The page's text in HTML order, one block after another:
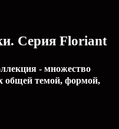
Серия Floriant
- множество
общей темой, формой,